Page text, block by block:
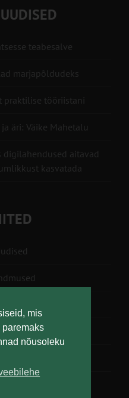
mis
nõusoleku
teabesalve
marjapõldudeks
praktilise tööriistani
äri: Väike Mahetalu
digilahendused aitavad
kasvatada